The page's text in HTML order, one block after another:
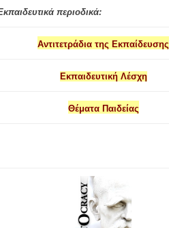
περιοδικά:
Αντιτετράδια της Εκπαίδευσης
Εκπαιδευτική Λέσχη
Θέματα Παιδείας